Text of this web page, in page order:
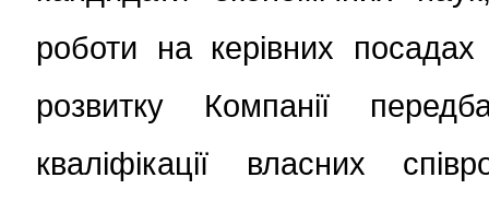
роботи на керівних
розвитку Компанії
кваліфікації власних